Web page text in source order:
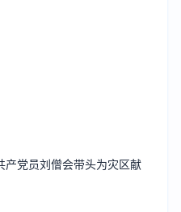
产党员刘僧会带头为灾区献